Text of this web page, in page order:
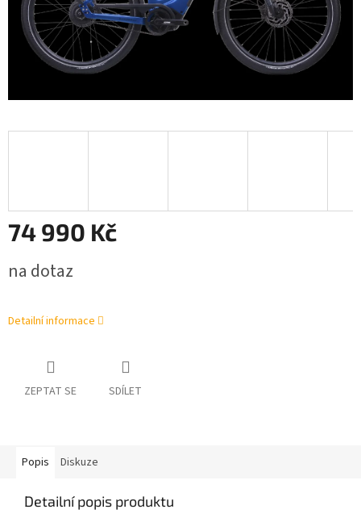
74 990 Kč
cena:
na dotaz
Detailní informace
ZEPTAT SE SDÍLET
Popis Diskuze
Detailní popis produktu